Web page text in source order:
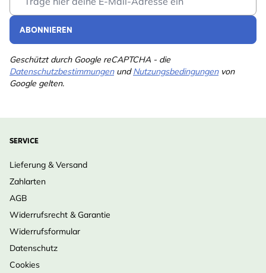
ABONNIEREN
Geschützt durch Google reCAPTCHA - die
DatenschutzbestimmungenundNutzungsbedingungenvon
Google gelten.
SERVICE
Lieferung & Versand
Zahlarten
AGB
Widerrufsrecht & Garantie
Widerrufsformular
Datenschutz
Cookies